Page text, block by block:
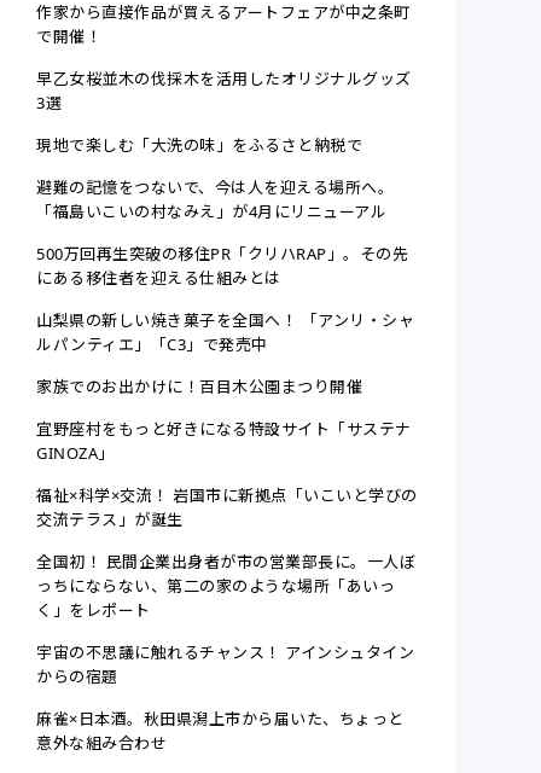
作家から直接作品が買えるアートフェアが中之条町
で開催！
早乙女桜並木の伐採木を活用したオリジナルグッズ
3選
現地で楽しむ「大洗の味」をふるさと納税で
避難の記憶をつないで、今は人を迎える場所へ。
「福島いこいの村なみえ」が4月にリニューアル
500万回再生突破の移住PR「クリハRAP」。その先
にある移住者を迎える仕組みとは
山梨県の新しい焼き菓子を全国へ！ 「アンリ・シャ
ルパンティエ」「C3」で発売中
家族でのお出かけに！百目木公園まつり開催
宜野座村をもっと好きになる特設サイト「サステナ
GINOZA」
福祉×科学×交流！ 岩国市に新拠点「いこいと学びの
交流テラス」が誕生
全国初！ 民間企業出身者が市の営業部長に。一人ぼ
っちにならない、第二の家のような場所「あいっ
く」をレポート
宇宙の不思議に触れるチャンス！ アインシュタイン
からの宿題
麻雀×日本酒。秋田県潟上市から届いた、ちょっと
意外な組み合わせ